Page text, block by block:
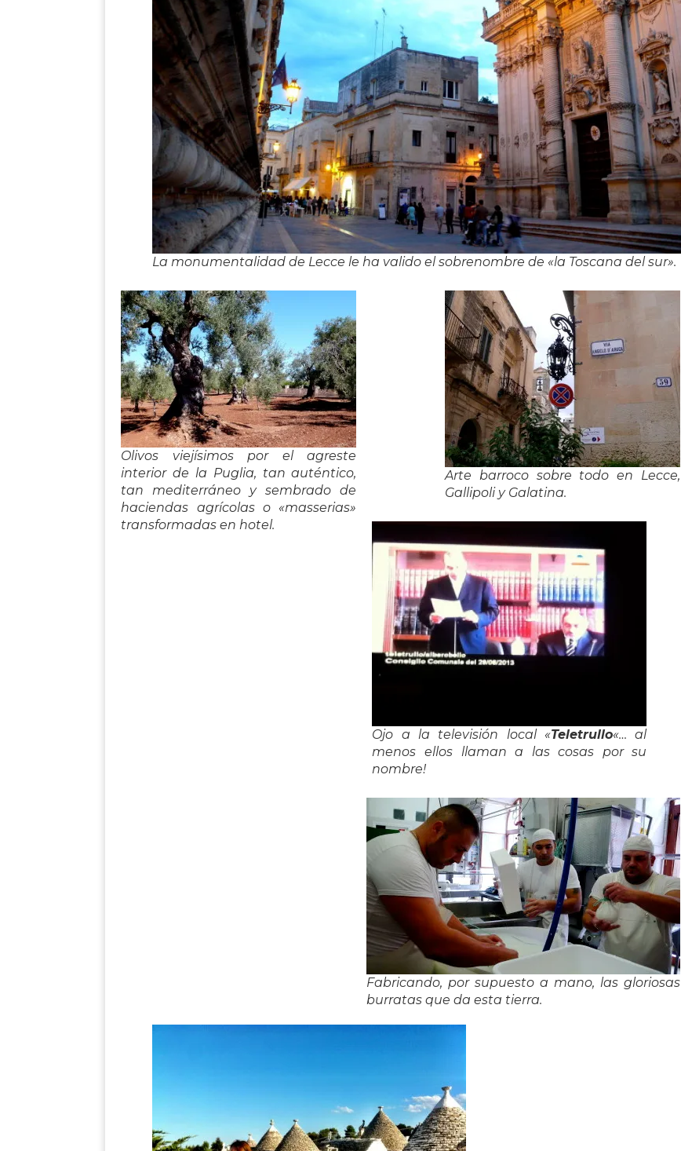
La monumentalidad de Lecce le ha valido el sobrenombre de «la Toscana del sur».
Olivos viejísimos por el agreste
interior de la Puglia, tan auténtico,
tan mediterráneo y sembrado de
haciendas agrícolas o «masserias»
transformadas en hotel.
Arte barroco sobre todo en Lecce,
Gallipoli y Galatina.
Ojo a la televisión local «Teletrullo«… al
menos ellos llaman a las cosas por su
nombre!
Fabricando, por supuesto a mano, las gloriosas
burratas que da esta tierra.